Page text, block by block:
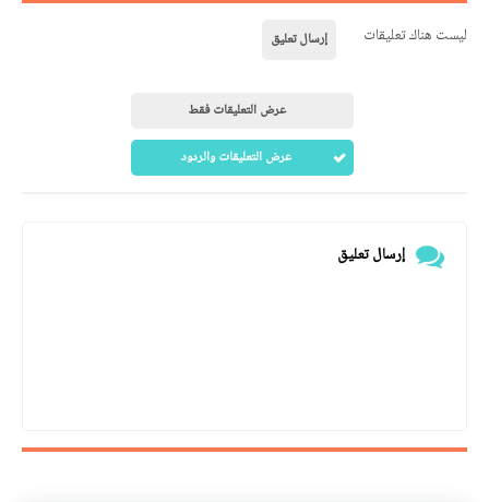
ليست هناك تعليقات إرسال تعليق
عرض التعليقات فقط
عرض التعليقات والردود
إرسال تعليق